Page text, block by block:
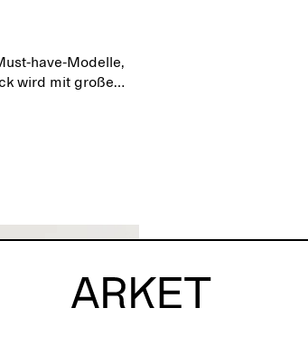
have-Modelle,
wird mit großer